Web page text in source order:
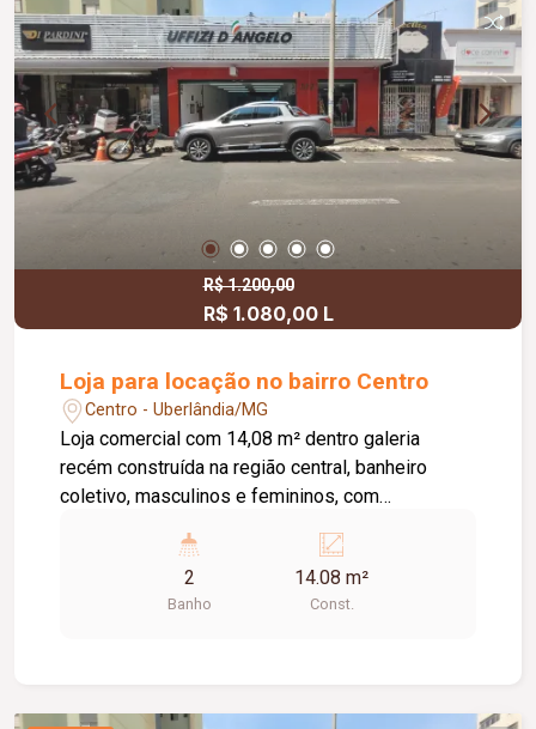
R$ 1.200,00
R$ 1.080,00 L
Loja para locação no bairro Centro
Centro - Uberlândia/MG
Loja comercial com 14,08 m² dentro galeria
recém construída na região central, banheiro
coletivo, masculinos e femininos, com
lojas grandes e espaçosas, corredores largos,
praça de alimentação, WI-FI, zelador e sistema
de monitoramento.
2
Banho
14.08 m²
Const.